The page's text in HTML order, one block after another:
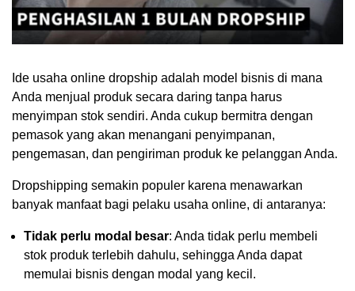
Ide usaha online dropship adalah model bisnis di mana
Anda menjual produk secara daring tanpa harus
menyimpan stok sendiri. Anda cukup bermitra dengan
pemasok yang akan menangani penyimpanan,
pengemasan, dan pengiriman produk ke pelanggan Anda.
Dropshipping semakin populer karena menawarkan
banyak manfaat bagi pelaku usaha online, di antaranya:
Tidak perlu modal besar: Anda tidak perlu membeli
stok produk terlebih dahulu, sehingga Anda dapat
memulai bisnis dengan modal yang kecil.